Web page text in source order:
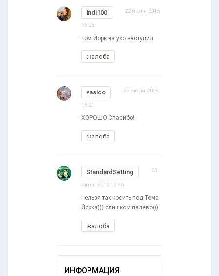
indi100 22 июля 2015
13:25
Том Йорк на ухо наступил
жалоба
vasico 22 июля 2015
15:21
ХОРОШО!Спасибо!
жалоба
StandardSetting 23
июля 2015 17:45
нельзя так косить под Тома
Йорка))) слишком палево)))
жалоба
ИНФОРМАЦИЯ